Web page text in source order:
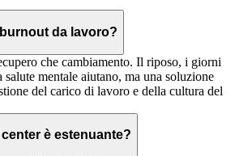
da lavoro?
che cambiamento. Il riposo, i giorni
mentale aiutano, ma una soluzione
del carico di lavoro e della cultura del
è estenuante?